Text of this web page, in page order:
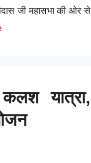
जी महासभा की ओर से
यात्रा,